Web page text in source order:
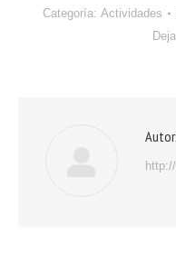
Categoría: Actividades
Autor: